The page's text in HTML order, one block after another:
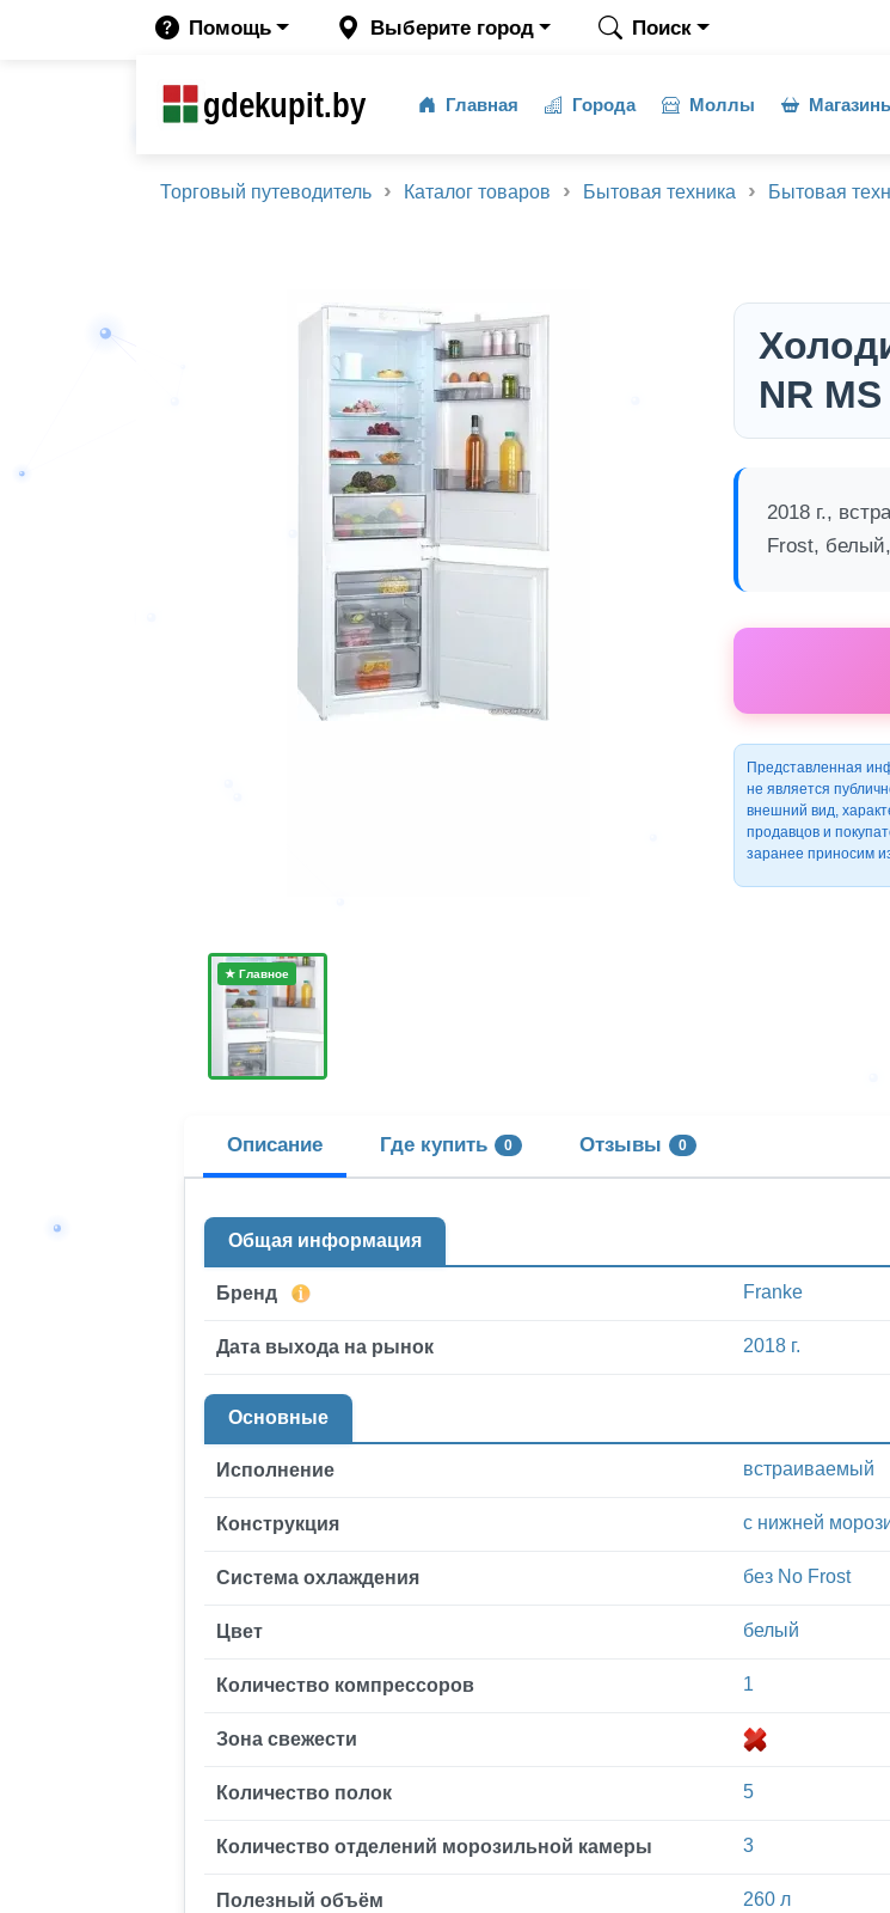
Помощь Выберите город Поиск
gdekupit.by Главная Города Моллы
Торговый путеводитель Каталог товаров Бытовая техника Бытовая
NR
2018 г.,
Frost,
Представленная
не является
внешний вид,
продавцов и
заранее приносим
★ Главное
Описание Где купить 0 Отзывы 0
Общая информация
Бренд Franke
Дата выхода на рынок 2018 г.
Основные
Исполнение встраиваемый
Конструкция с нижней
Система охлаждения без No Frost
Цвет белый
Количество компрессоров 1
Зона свежести
Количество полок 5
Количество отделений морозильной камеры 3
Полезный объём 260 л